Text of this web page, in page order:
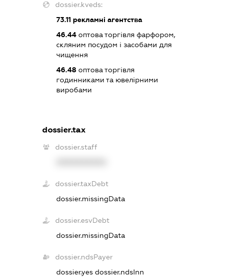
dossier.kveds:
73.11 рекламні агентства
46.44 оптова торгівля фарфором,
скляним посудом і засобами для
чищення
46.48 оптова торгівля
годинниками та ювелірними
виробами
dossier.tax
dossier.staff
dossier.taxDebt
dossier.missingData
dossier.esvDebt
dossier.missingData
dossier.ndsPayer
dossier.yesdossier.ndsInn